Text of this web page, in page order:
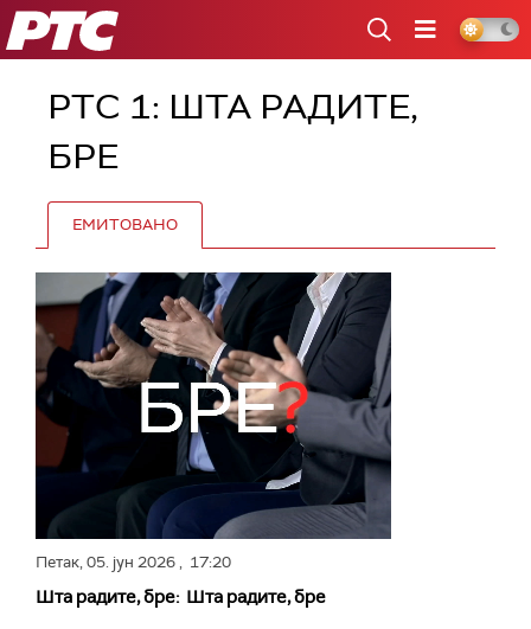
РТС
РТС 1: ШТА РАДИТЕ,
БРЕ
ЕМИТОВАНО
Петак,05. јун 2026, 17:20
Шта радите, бре: Шта радите, бре